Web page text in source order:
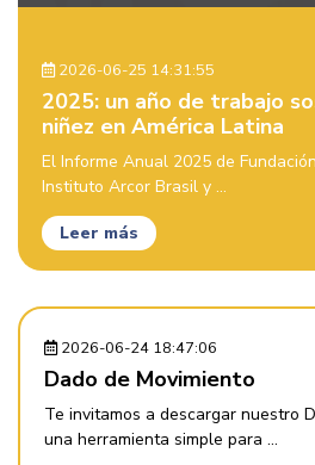
2026-06-25 14:31:55
2025: un año de trabajo
niñez en América Latina
El Informe Anual 2025 de
Instituto Arcor Brasil y ...
Leer más
2026-06-24 18:47:06
Dado de Movimiento
Te invitamos a descargar nuestro
una herramienta simple para ...